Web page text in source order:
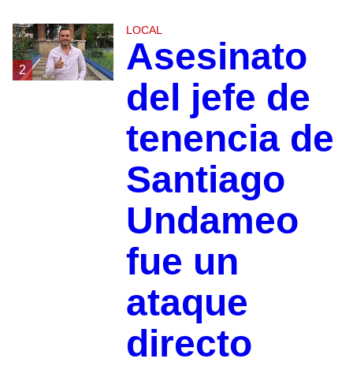
2
LOCAL
Asesinato
del jefe de
tenencia de
Santiago
Undameo
fue un
ataque
directo